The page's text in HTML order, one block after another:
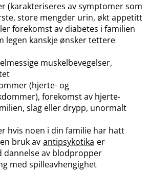
(karakteriseres av symptomer som
store mengder urin, økt appetitt
forekomst av diabetes i familien
legen kanskje ønsker tettere
muskelbevegelser,
(hjerte- og
forekomst av hjerte-
slag eller drypp, unormalt
hvis noen i din familie har hatt
bruk av antipsykotika er
dannelse av blodpropper
med spilleavhengighet